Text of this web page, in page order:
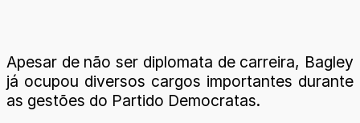
Apesar de não ser diplomata de carreira, Bagley
já ocupou diversos cargos importantes durante
as gestões do Partido Democratas.